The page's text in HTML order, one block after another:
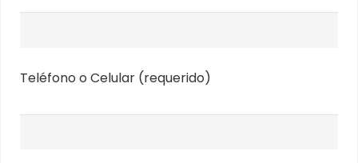
Teléfono o Celular (requerido)